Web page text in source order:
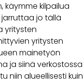
käymme kilpailua
jo tällä
yritysten
yritysten
mainetyön
ja siinä verkostossa
niin alueellisesti kuin